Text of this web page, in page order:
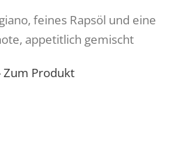
feines Rapsöl und eine
appetitlich gemischt
Zum Produkt